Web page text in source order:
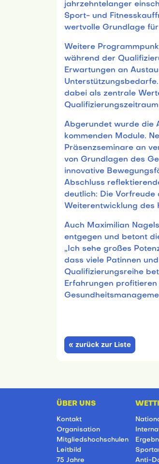
jahrzehntelanger
Sport- und
wertvolle Grundlage
Weitere
während der
Erwartungen an
dabei als zentrale
Abgerundet wurde die
kommenden Module.
Präsenzseminare an
von Grundlagen des
innovative
Abschluss
deutlich: Die Vorfreude
Weiterentwicklung des
Auch Maximilian
entgegen und betont
„Ich sehe großes
dass viele Patinnen
Qualifizierungsreihe
Erfahrungen
« zurück zur Liste
ÜBER UNS
Kontakt
Organisation
Mitgliedshochschulen
Leitbild
75 Jahre
Anti-